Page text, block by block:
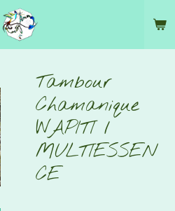
Tambour
Chamanique
WAPITI /
MULTIESSEN
CE